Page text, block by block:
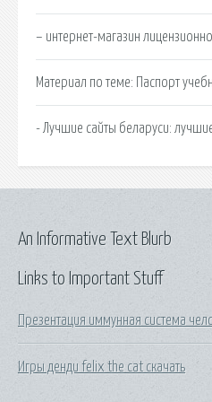
– интернет-магазин
Материал по теме: Паспорт
- Лучшие сайты беларуси:
Links to Important Stuff
Презентация иммунная система
Игры денди felix the cat скачать
An Informative Text Blurb